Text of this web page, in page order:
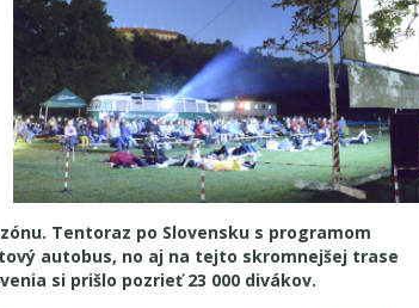
Tentoraz po Slovensku s programom
autobus, no aj na tejto skromnejšej trase
si prišlo pozrieť 23 000 divákov.